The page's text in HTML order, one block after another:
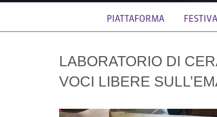
PIATTAFORMA
LABORATORIO DI
VOCI LIBERE